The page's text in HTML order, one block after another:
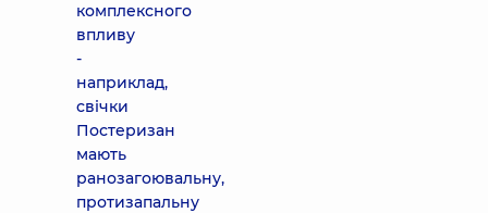
комплексного
впливу
-
наприклад,
свічки
Постеризан
мають
ранозагоювальну,
протизапальну